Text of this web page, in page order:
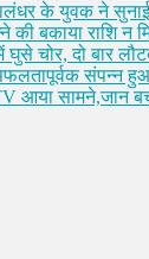
के युवक ने सुनाई
बकाया राशि न
घुसे चोर, दो बार
संपन्न हुआ
आया सामने,जान